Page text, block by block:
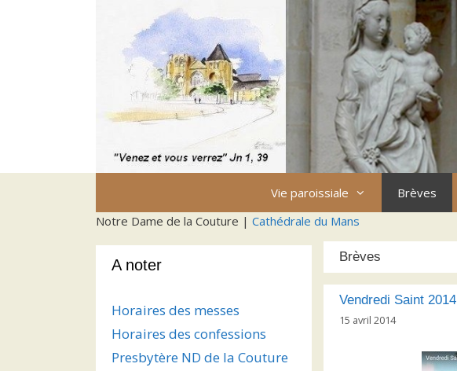
Vie paroissiale Brèves
Notre Dame de la Couture | Cathédrale du Mans
Brèves
Vendredi Saint 2014
15 avril 2014
A noter
Horaires des messes
Horaires des confessions
Presbytère ND de la Couture